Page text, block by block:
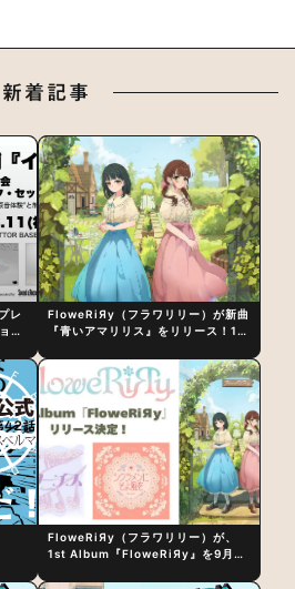
新着記事
レ
ン
FloweRiЯy（フラワリリー）が新曲
『青いアマリリス』をリリース！1st
FloweRiЯy（フラワリリー）が、
1st Album『FloweRiЯy』を9月23